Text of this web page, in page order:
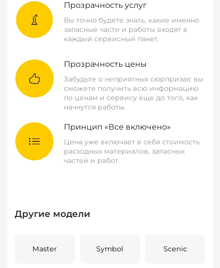
Прозрачность услуг
Вы точно будете знать, какие именно
запасные части и работы входят в
каждый сервисный пакет.
Прозрачность цены
Забудьте о неприятных сюрпризах: вы
сможете получить всю информацию
по ценам и сервису еще до того, как
начнутся работы.
Принцип «Все включено»
Цена уже включает в себя стоимость
расходных материалов, запасных
частей и работ.
Другие модели
Master Symbol Scenic